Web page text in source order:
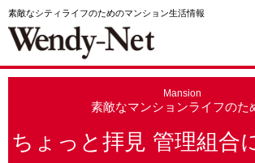
素敵なシティライフのためのマンション生活情報
Mansion
素敵なマンションライフのた
ちょっと拝見 管理組合